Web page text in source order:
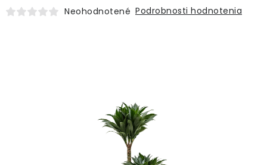
ŽIVÉ STENY
INTERIÉROVÉ DEKORÁCIE
Neohodnotené Podrobnosti hodnotenia